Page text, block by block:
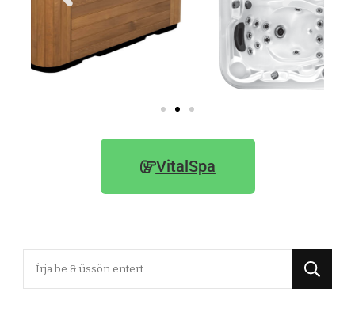
VitalSpa